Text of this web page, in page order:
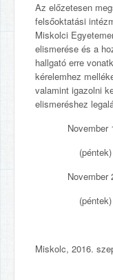
Az előzetesen
felsőoktatási
Miskolci
elismerése és a
hallgató erre
kérelemhez
valamint igazolni
elismeréshez
November
(péntek)
November
(péntek)
Miskolc, 2016.